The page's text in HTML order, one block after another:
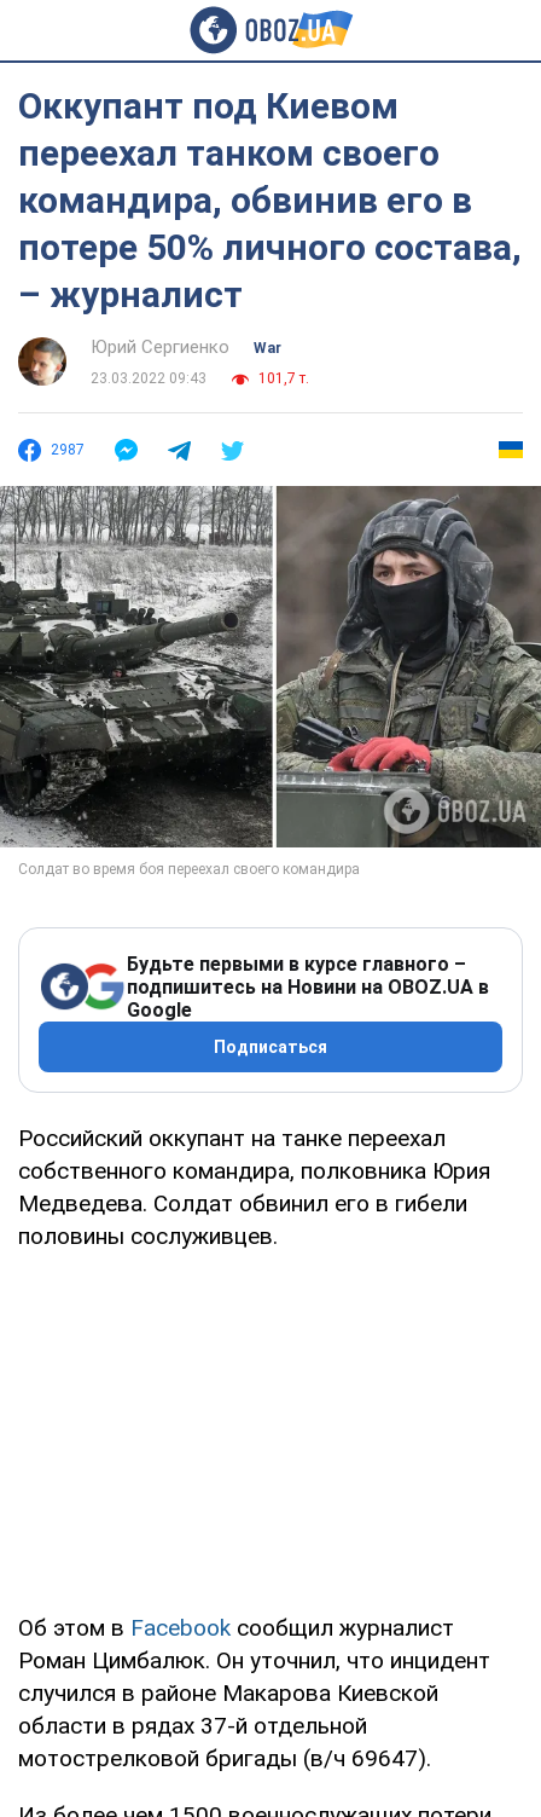
Оккупант под Киевом
переехал танком своего
командира, обвинив его в
потере 50% личного состава,
– журналист
Юрий Сергиенко
War
23.03.2022 09:43
101,7 т.
2987
Будьте первыми в курсе главного –
подпишитесь на Новини на OBOZ.UA в
Google
Подписаться
Российский оккупант на танке переехал
собственного командира, полковника Юрия
Медведева. Солдат обвинил его в гибели
половины сослуживцев.
Об этом в Facebook сообщил журналист
Роман Цимбалюк. Он уточнил, что инцидент
случился в районе Макарова Киевской
области в рядах 37-й отдельной
мотострелковой бригады (в/ч 69647).